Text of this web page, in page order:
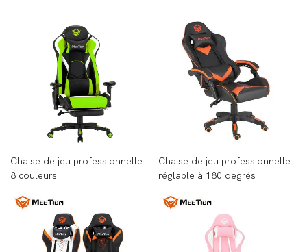
Chaise de jeu professionnelle
8 couleurs
Chaise de jeu professionnelle
réglable à 180 degrés